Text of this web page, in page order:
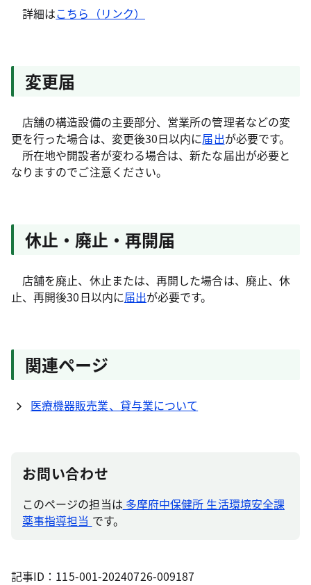
詳細はこちら（リンク）
変更届
店舗の構造設備の主要部分、営業所の管理者などの変
更を行った場合は、変更後30日以内に届出が必要です。
所在地や開設者が変わる場合は、新たな届出が必要と
なりますのでご注意ください。
休止・廃止・再開届
店舗を廃止、休止または、再開した場合は、廃止、休
止、再開後30日以内に届出が必要です。
関連ページ
医療機器販売業、貸与業について
お問い合わせ
このページの担当は 多摩府中保健所 生活環境安全課
薬事指導担当 です。
記事ID：115-001-20240726-009187